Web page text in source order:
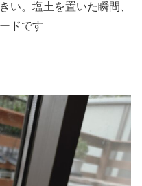
い。塩土を置いた瞬間、
ドです